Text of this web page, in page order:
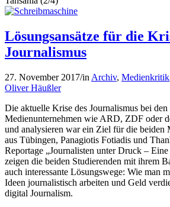
Lösungsansätze für die
Journalismus
27. November 2017/in Archiv, Medienkritik
Oliver Häußler
Die aktuelle Krise des Journalismus bei den
Medienunternehmen wie ARD, ZDF oder
und analysieren war ein Ziel für die beiden
aus Tübingen, Panagiotis Fotiadis und
Reportage „Journalisten unter Druck –
zeigen die beiden Studierenden mit ihrem
auch interessante Lösungswege: Wie man
Ideen journalistisch arbeiten und Geld
digital Journalism.